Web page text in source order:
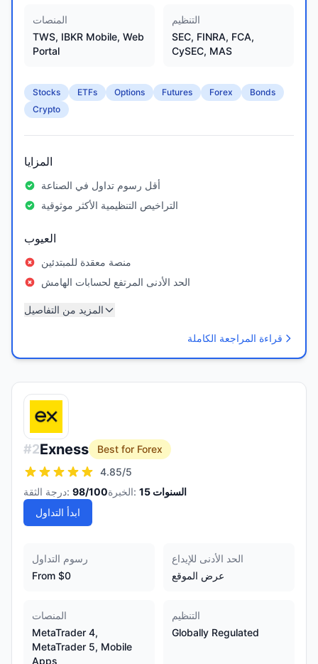
المنصات
TWS, IBKR Mobile, Web
Portal
التنظيم
SEC, FINRA, FCA,
CySEC, MAS
Stocks ETFs Options Futures Forex
Bonds
Crypto
المزايا
أقل رسوم تداول في الصناعة
التراخيص التنظيمية الأكثر موثوقية
العيوب
منصة معقدة للمبتدئين
الحد الأدنى المرتفع لحسابات الهامش
المزيد من التفاصيل
قراءة المراجعة الكاملة
#2Exness
Best for Forex
4.85/5
درجة الثقة: 98/100 الخبرة: 15 السنوات
ابدأ التداول
رسوم التداول
From $0
الحد الأدنى للإيداع
عرض الموقع
المنصات
MetaTrader 4,
MetaTrader 5, Mobile
Apps
التنظيم
Globally Regulated